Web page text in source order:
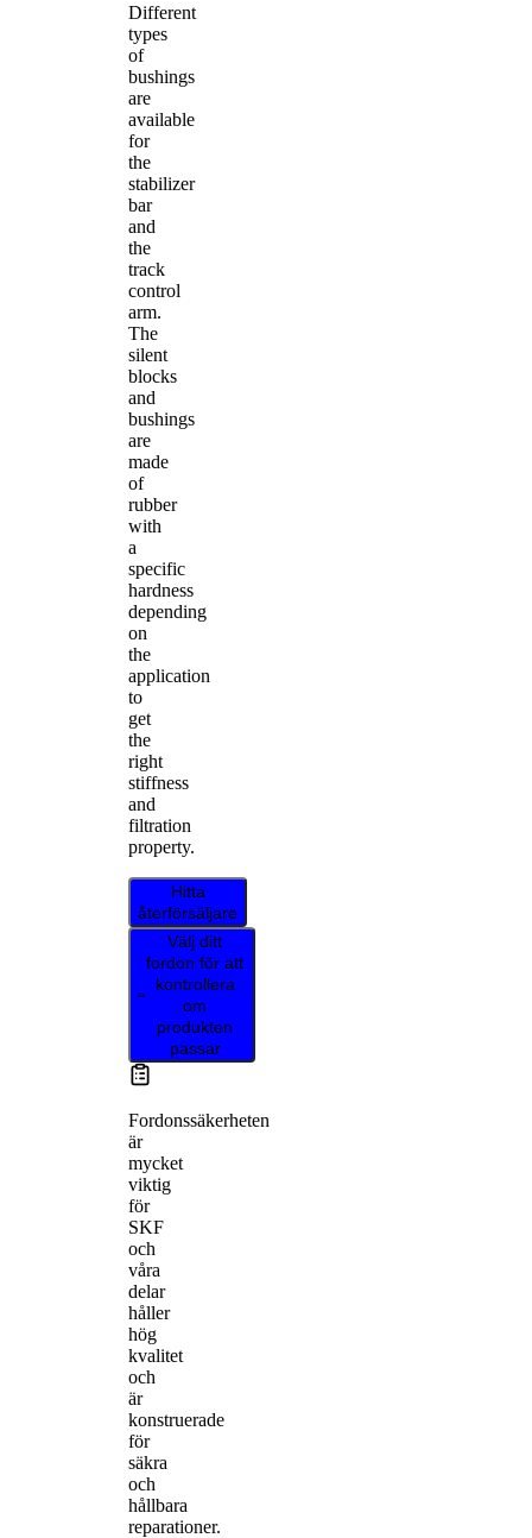
Different
types
of
bushings
are
available
for
the
stabilizer
bar
and
the
track
control
arm.
The
silent
blocks
and
bushings
are
made
of
rubber
with
a
specific
hardness
depending
on
the
application
to
get
the
right
stiffness
and
filtration
property.
Hitta
återförsäljare
Välj ditt
fordon för att
kontrollera
om
produkten
passar
Fordonssäkerheten
är
mycket
viktig
för
SKF
och
våra
delar
håller
hög
kvalitet
och
är
konstruerade
för
säkra
och
hållbara
reparationer.